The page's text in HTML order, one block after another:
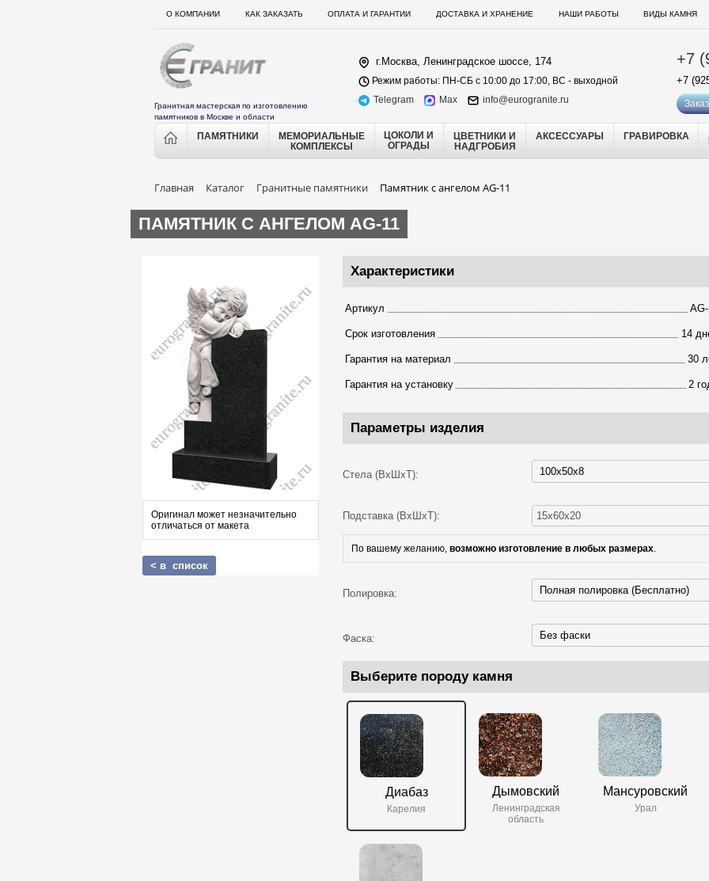
О КОМПАНИИ КАК ЗАКАЗАТЬ ОПЛАТА И ГАРАНТИИ ДОСТАВКА И ХРАНЕНИЕ НАШИ РАБОТЫ ВИДЫ КАМНЯ
Гранитная мастерская по изготовлению
памятников в Москве и области
г.Москва, Ленинградское шоссе, 174
Режим работы: ПН-СБ с 10:00 до 17:00, ВС - выходной
Telegram
Max info@eurogranite.ru
+7
+7
ПАМЯТНИКИ
МЕМОРИАЛЬНЫЕ
КОМПЛЕКСЫ
ЦОКОЛИ И
ОГРАДЫ
ЦВЕТНИКИ И
НАДГРОБИЯ
АКСЕССУАРЫ ГРАВИРОВКА
Главная Каталог Гранитные памятники Памятник с ангелом AG-11
ПАМЯТНИК С АНГЕЛОМ AG-11
Оригинал может незначительно
отличаться от макета
< в список
Характеристики
Артикул
Срок изготовления 14
Гарантия на материал 30
Гарантия на установку 2
Параметры изделия
Стела (ВхШхТ):
Подставка (ВхШхТ):
По вашему желанию,возможно изготовление в любых размерах.
Полировка:
Фаска:
Выберите породу камня
Диабаз
Карелия
Дымовский
Ленинградская
область
Мансуровский
Урал